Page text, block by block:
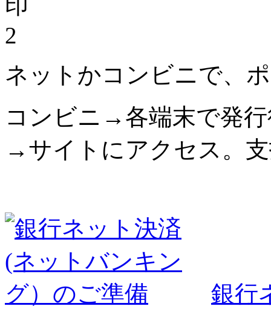
2
ネットかコンビニで、
コンビニ→各端末で発
→サイトにアクセス。
銀行